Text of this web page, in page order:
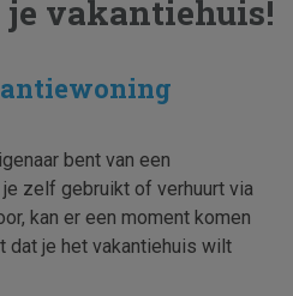
vakantiehuis!
bent van een
zelf gebruikt of verhuurt via
kan er een moment komen
dat je het vakantiehuis wilt